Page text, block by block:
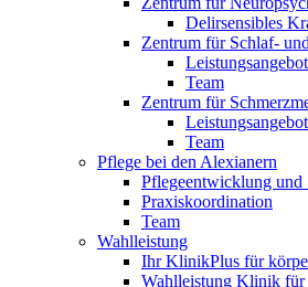
Delirsensibles
Zentrum für Schlaf-
Team
Zentrum für
Team
Pflege bei den Alexianern
Pflegeentwicklung und
Praxiskoordination
Team
Wahlleistung
Ihr KlinikPlus für
Wahlleistung Klinik für